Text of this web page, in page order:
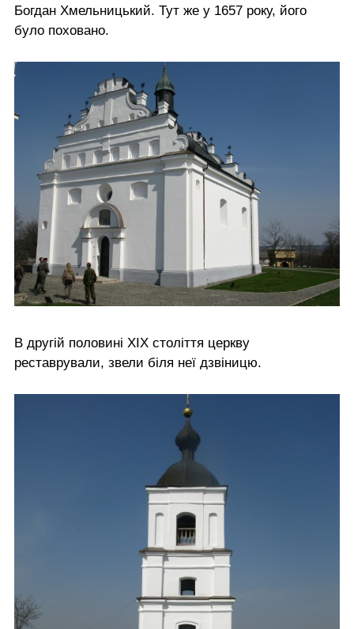
Богдан Хмельницький. Тут же у 1657 року, його
було поховано.
В другій половині ХІХ століття церкву
реставрували, звели біля неї дзвіницю.